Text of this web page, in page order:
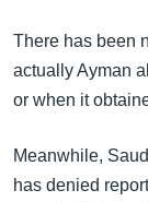
There has been
actually Ayman
or when it
Meanwhile,
has denied